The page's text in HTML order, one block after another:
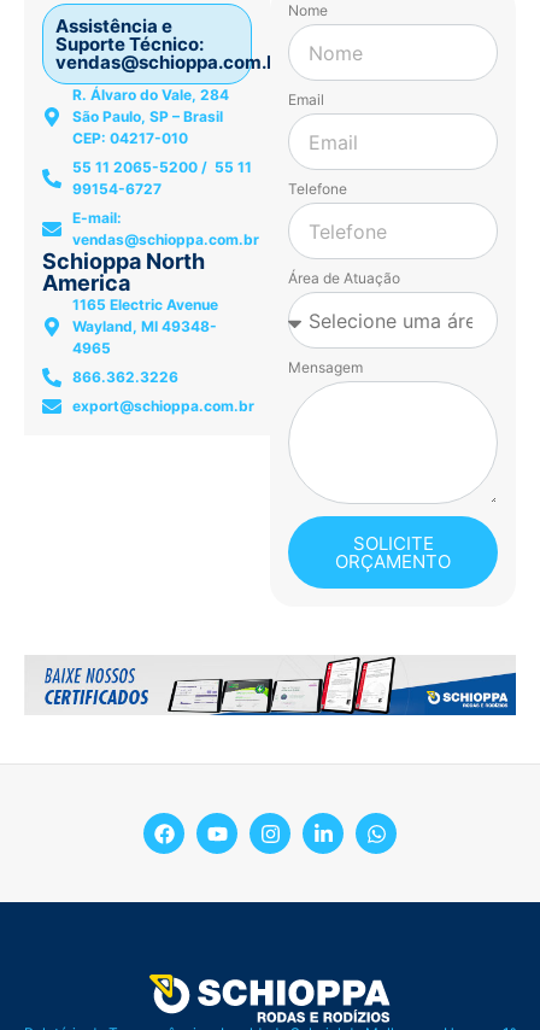
Assistência e
Suporte Técnico:
vendas@schioppa.com.br
R. Álvaro do Vale, 284
São Paulo, SP – Brasil
CEP: 04217-010
55 11 2065-5200 / 55 11
99154-6727
E-mail:
vendas@schioppa.com.br
Schioppa North
America
1165 Electric Avenue
Wayland, MI 49348-
4965
866.362.3226
export@schioppa.com.br
Nome
Email
Telefone
Área de Atuação
Mensagem
SOLICITE
ORÇAMENTO